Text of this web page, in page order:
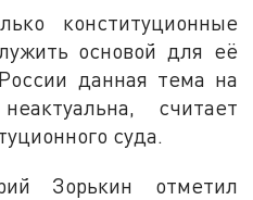
конституционные
основой для её
данная тема на
считает
суда.
Зорькин отметил